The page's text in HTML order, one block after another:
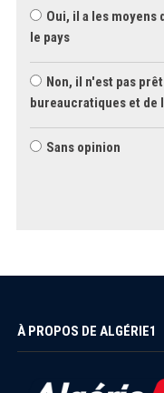
Oui, il a les
le pays
Non, il n'est pas
bureaucratiques et
Sans opinion
À PROPOS DE ALGÉRIE1